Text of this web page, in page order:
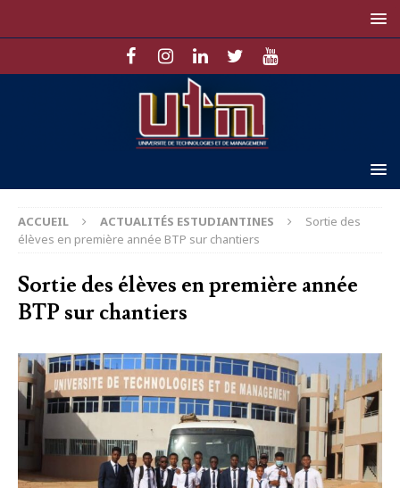
ACCUEIL ACTUALITÉS ESTUDIANTINES
Sortie des
élèves en première année BTP sur chantiers
Sortie des élèves en première année
BTP sur chantiers